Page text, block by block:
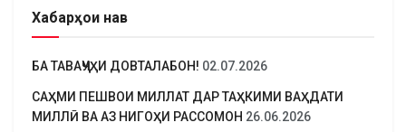
Хабарҳои нав
БА ТАВАҶҶУҲИ ДОВТАЛАБОН! 02.07.2026
САҲМИ ПЕШВОИ МИЛЛАТ ДАР ТАҲКИМИ ВАҲДАТИ
МИЛЛӢ ВА АЗ НИГОҲИ РАССОМОН 26.06.2026